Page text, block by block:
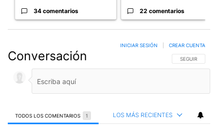
34 comentarios 22 comentarios
Conversación SIGA ESTA
SEGUIR
INICIAR SESIÓN CREAR CUENTA
TODOS LOS COMENTARIOS 1 LOS MÁS RECIENTES